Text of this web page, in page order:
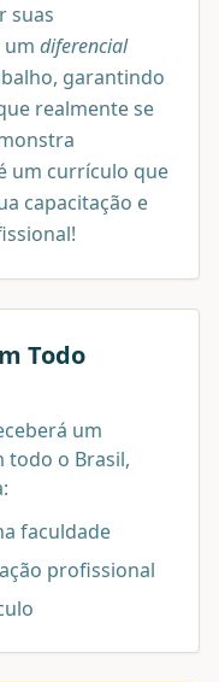
suas
diferencial
garantindo
realmente se
um currículo que
capacitação e
Todo
um
todo o Brasil,
faculdade
profissional